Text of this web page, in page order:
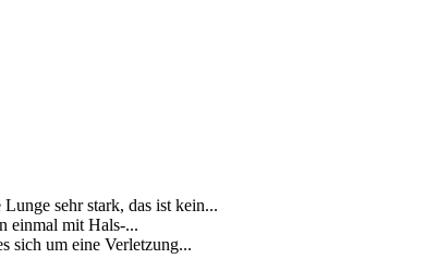
Lunge sehr stark, das ist kein...
einmal mit Hals-...
sich um eine Verletzung...